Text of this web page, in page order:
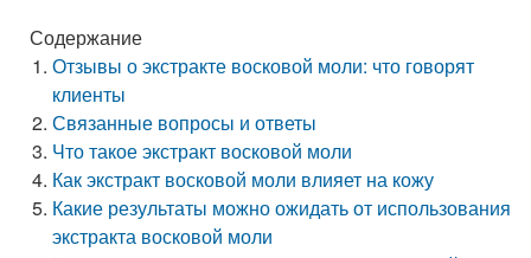
Содержание
Отзывы о экстракте восковой моли: что говорят
клиенты
Связанные вопросы и ответы
Что такое экстракт восковой моли
Как экстракт восковой моли влияет на кожу
Какие результаты можно ожидать от использования
экстракта восковой моли